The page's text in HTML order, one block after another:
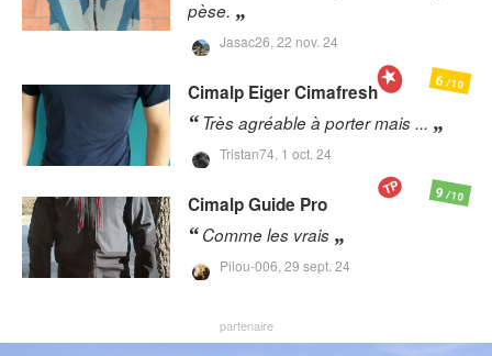
pèse.
Jasac26, 22 nov. 24
Cimalp Eiger Cimafresh
Très agréable à porter mais ...
Tristan74, 1 oct. 24
6/10
CimalpGuide Pro
Comme les vrais
Pilou-006, 29 sept. 24
9/10
TP